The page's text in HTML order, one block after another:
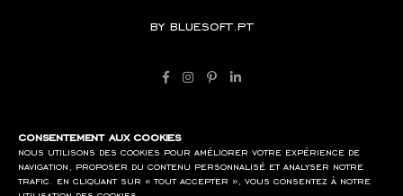
by bluesoft.pt
consentement aux cookies
nous utilisons des cookies pour améliorer votre expérience de
navigation, proposer du contenu personnalisé et analyser notre
trafic. en cliquant sur « tout accepter », vous consentez à notre